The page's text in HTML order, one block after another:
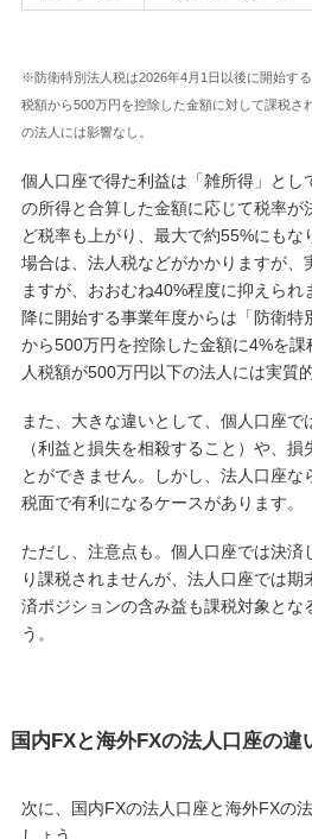
※防衛特別法人税は2026年4月1日以後に開始す
税額から500万円を控除した金額に対して課税さ
の法人には影響なし。
個人口座で得た利益は「雑所得」とし
の所得と合算した金額に応じて税率が
ど税率も上がり、最大で約55%にも
場合は、法人税などがかかりますが、
ますが、おおむね40%程度に抑えられ
降に開始する事業年度からは「防衛特
から500万円を控除した金額に4%を
人税額が500万円以下の法人には実質
また、大きな違いとして、個人口座
（利益と損失を相殺すること）や、
とができません。しかし、法人口座な
税面で有利になるケースがあります。
ただし、注意点も。個人口座では決済
り課税されませんが、法人口座では
済ポジションの含み益も課税対象とな
う。
国内FXと海外FXの法人口座の違
次に、国内FXの法人口座と海外FXの
しょう。